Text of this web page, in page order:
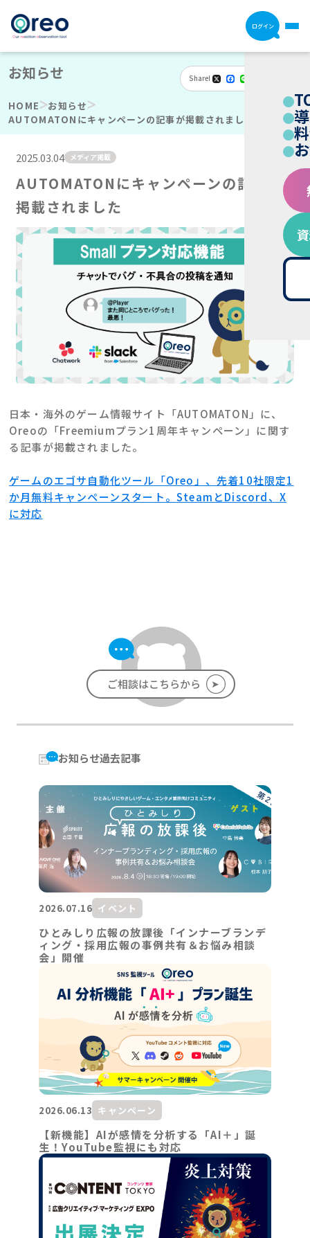
ログイン
お知らせ
HOME
お知らせ
AUTOMATONにキャンペーンの記事が掲載されました
Share Facebook
有
2025.03.04 メディア掲載
AUTOMATONにキャンペーンの記事が
掲載されました
日本・海外のゲーム情報サイト「AUTOMATON」に、
Oreoの「Freemiumプラン1周年キャンペーン」に関す
る記事が掲載されました。
ゲームのエゴサ自動化ツール「Oreo」、先着10社限定1
か月無料キャンペーンスタート。SteamとDiscord、X
に対応
ご相談はこちらから ➤
お知らせ過去記事
2026.07.16 イベント
ひとみしり広報の放課後「インナーブランデ
ィング・採用広報の事例共有＆お悩み相談
会」開催
2026.06.13 キャンペーン
【新機能】AIが感情を分析する「AI＋」誕
生！YouTube監視にも対応